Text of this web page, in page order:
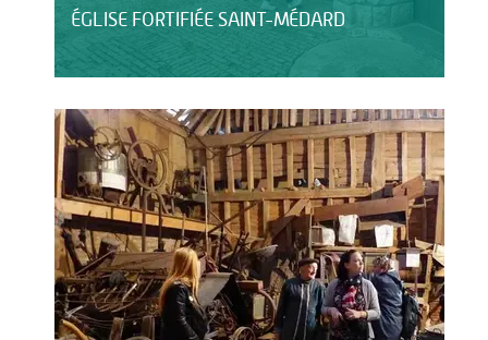
ÉGLISE FORTIFIÉE SAINT-MÉDARD